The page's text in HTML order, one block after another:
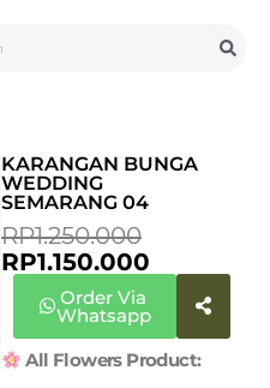
KARANGAN BUNGA
WEDDING
SEMARANG 04
RP1.250.000
RP1.150.000
Order Via
Whatsapp
All Flowers Product: